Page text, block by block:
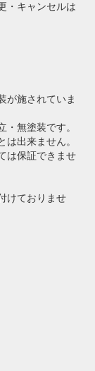
・キャンセルは
が施されていま
無塗装です。
出来ません。
は保証できませ
けておりませ